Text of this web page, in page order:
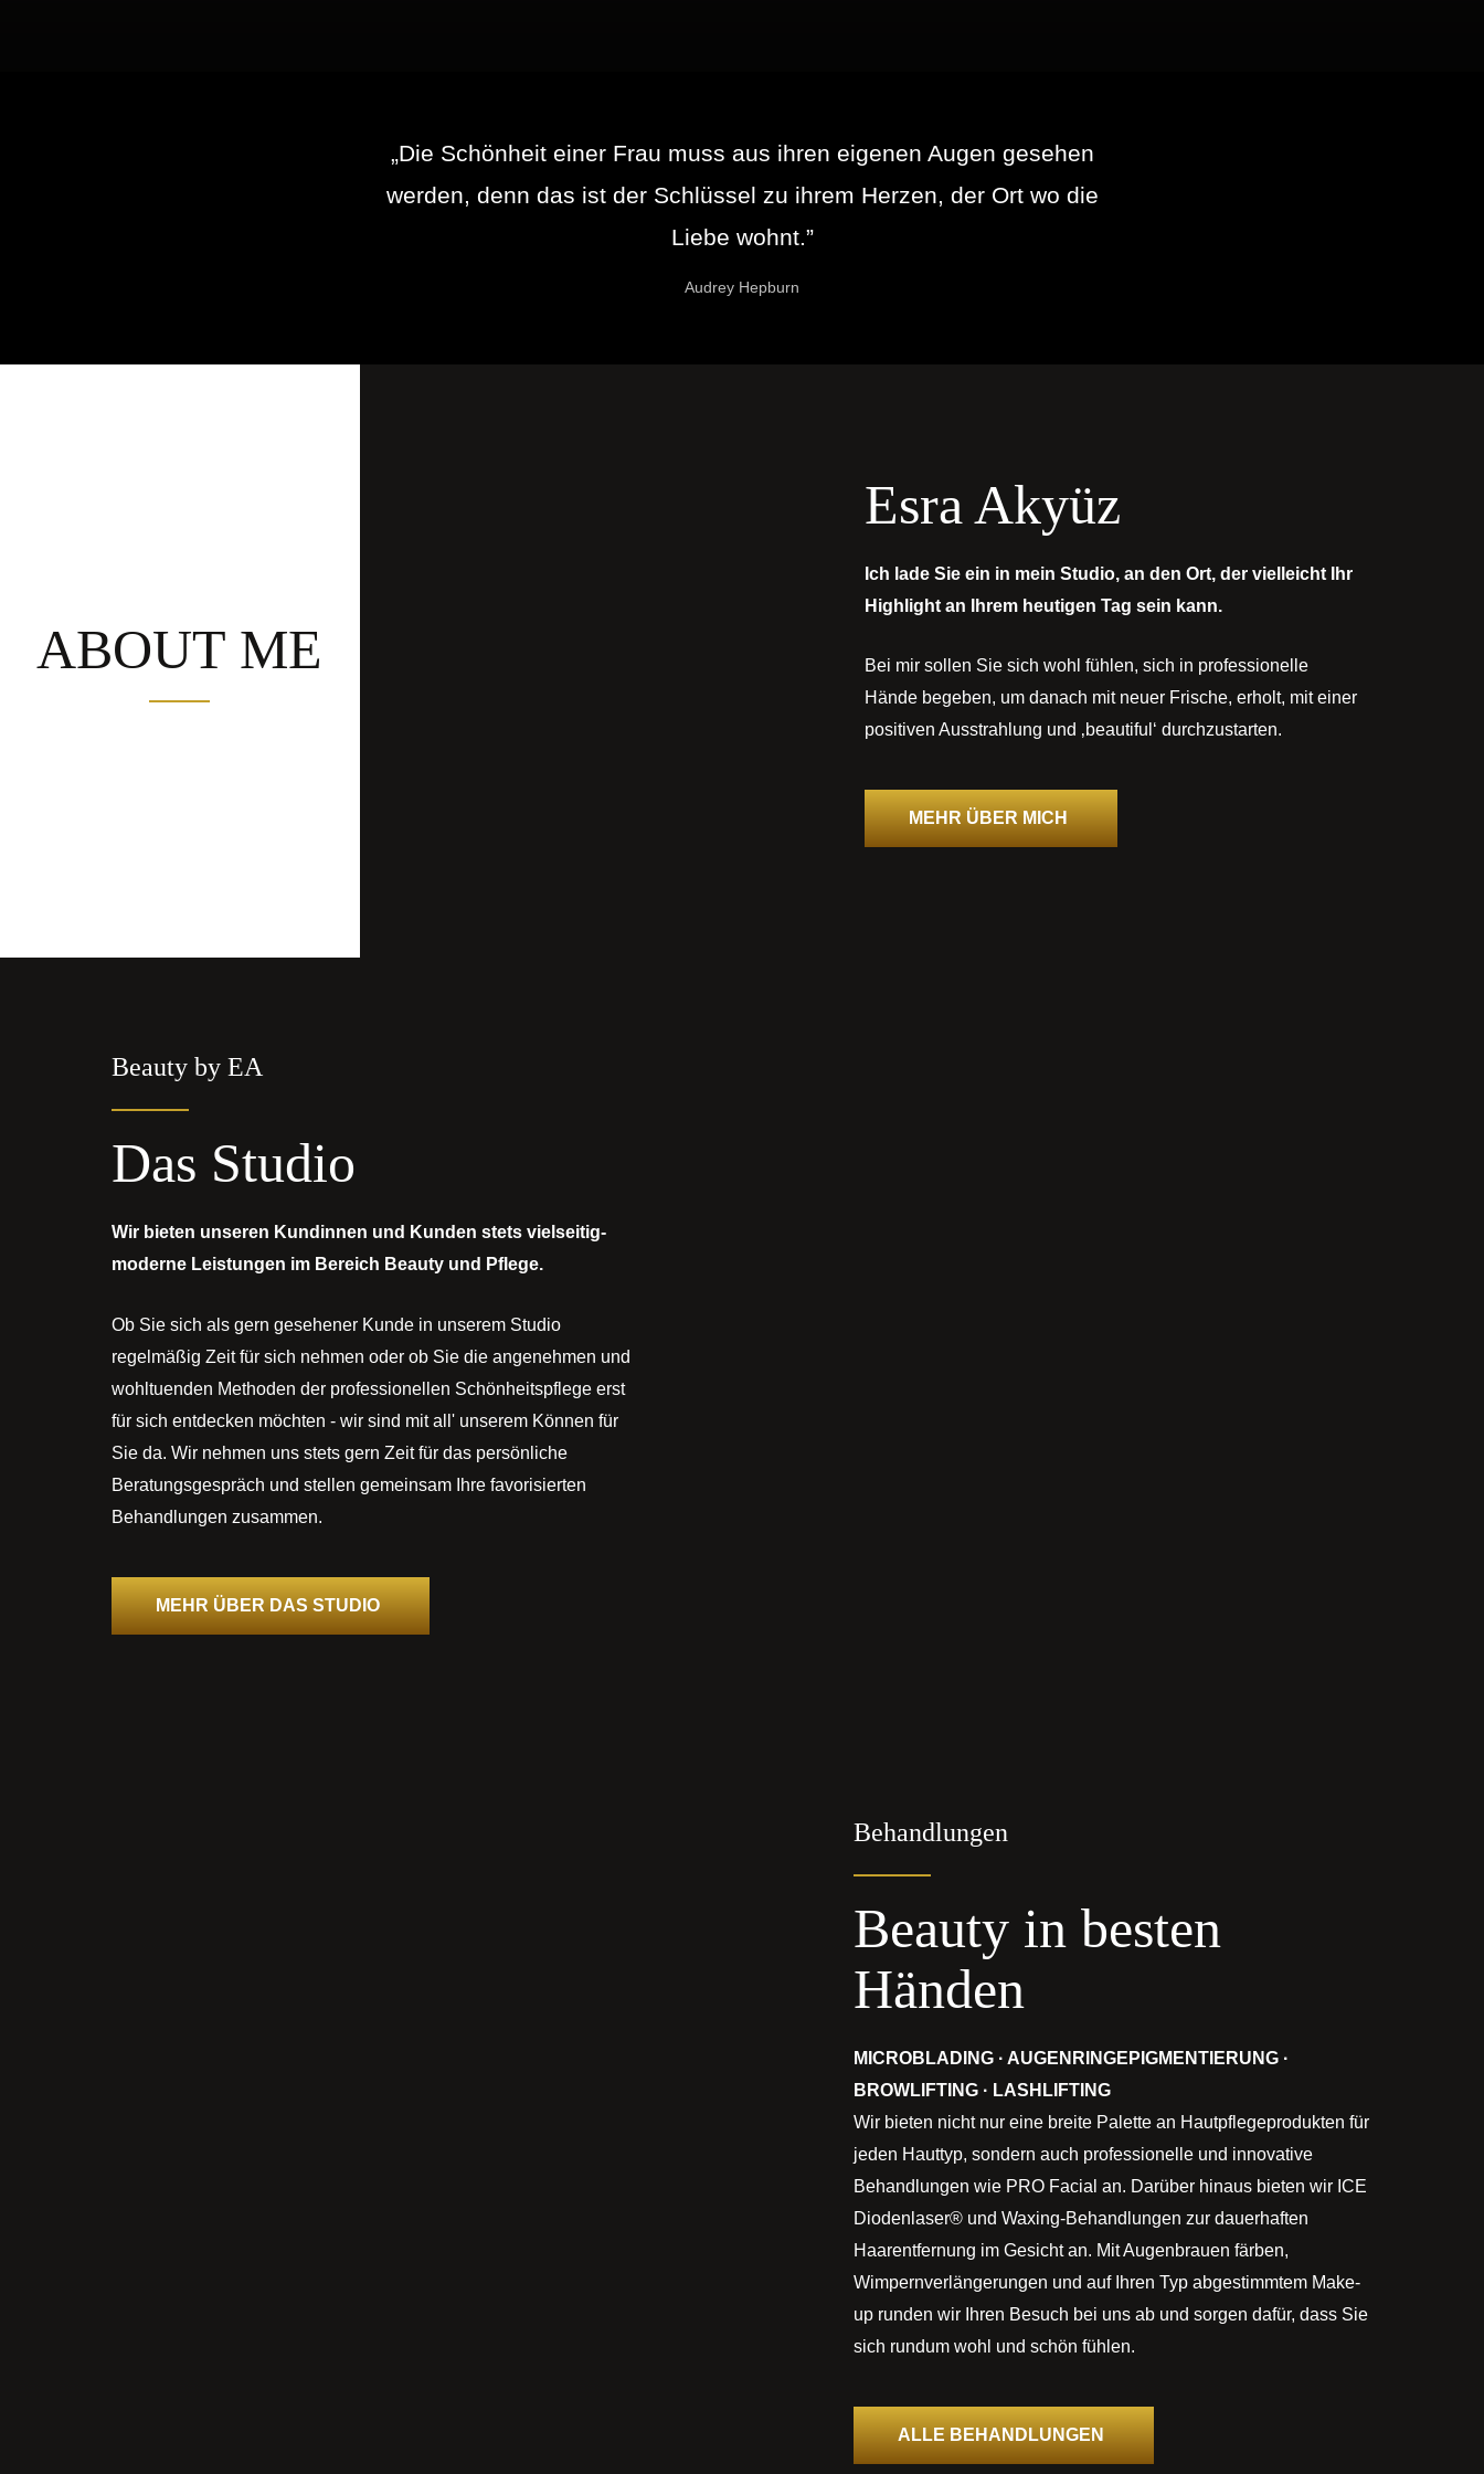
„Die Schönheit einer Frau muss aus ihren eigenen Augen gesehen
werden, denn das ist der Schlüssel zu ihrem Herzen, der Ort wo die
Liebe wohnt.”
Audrey Hepburn
ABOUT ME
Esra Akyüz
Ich lade Sie ein in mein Studio, an den Ort, der vielleicht Ihr
Highlight an Ihrem heutigen Tag sein kann.
Bei mir sollen Sie sich wohl fühlen, sich in professionelle
Hände begeben, um danach mit neuer Frische, erholt, mit einer
positiven Ausstrahlung und ‚beautiful‘ durchzustarten.
MEHR ÜBER MICH
Beauty by EA
Das Studio
Wir bieten unseren Kundinnen und Kunden stets vielseitig-
moderne Leistungen im Bereich Beauty und Pflege.
Ob Sie sich als gern gesehener Kunde in unserem Studio
regelmäßig Zeit für sich nehmen oder ob Sie die angenehmen und
wohltuenden Methoden der professionellen Schönheitspflege erst
für sich entdecken möchten - wir sind mit all' unserem Können für
Sie da. Wir nehmen uns stets gern Zeit für das persönliche
Beratungsgespräch und stellen gemeinsam Ihre favorisierten
Behandlungen zusammen.
MEHR ÜBER DAS STUDIO
Behandlungen
Beauty in besten
Händen
MICROBLADING · AUGENRINGEPIGMENTIERUNG ·
BROWLIFTING · LASHLIFTING
Wir bieten nicht nur eine breite Palette an Hautpflegeprodukten für
jeden Hauttyp, sondern auch professionelle und innovative
Behandlungen wie PRO Facial an. Darüber hinaus bieten wir ICE
Diodenlaser® und Waxing-Behandlungen zur dauerhaften
Haarentfernung im Gesicht an. Mit Augenbrauen färben,
Wimpernverlängerungen und auf Ihren Typ abgestimmtem Make-
up runden wir Ihren Besuch bei uns ab und sorgen dafür, dass Sie
sich rundum wohl und schön fühlen.
ALLE BEHANDLUNGEN